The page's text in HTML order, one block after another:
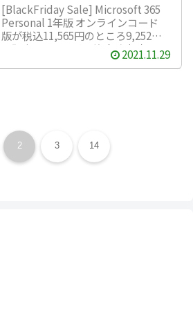
[BlackFriday Sale] Microsoft 365
Personal 1年版 オンラインコード
版が税込11,565円のところ9,252円
で販売しています。注文確定時に
20%の割引が自動適用されます。な
お、更新の人限定で、さらに
2021.11.29
2 3 14